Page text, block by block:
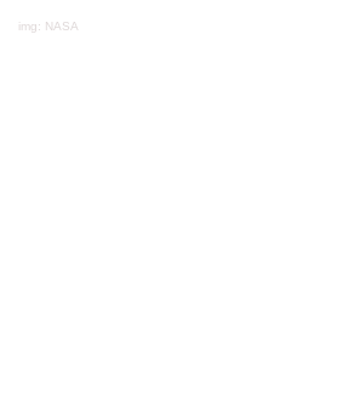
img: NASA